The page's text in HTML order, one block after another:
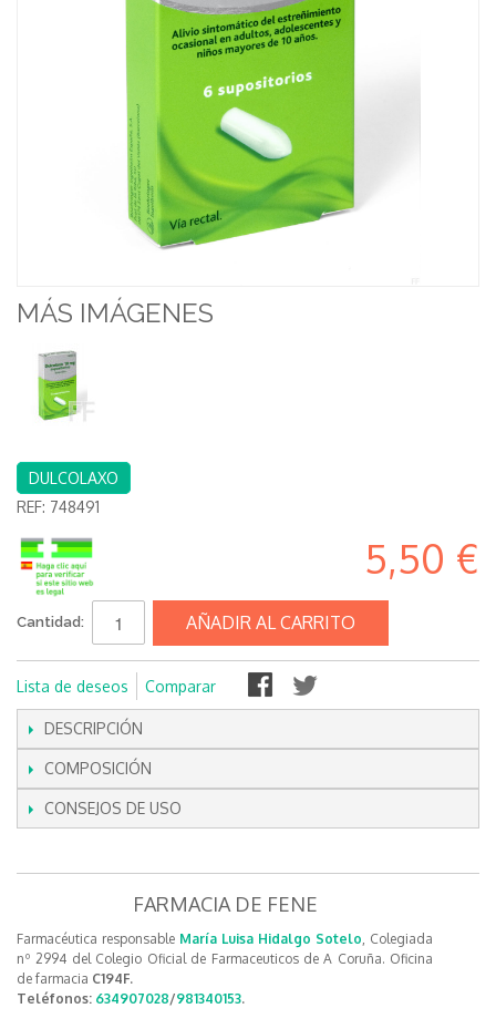
MÁS IMÁGENES
DULCOLAXO
REF: 748491
5,50 €
Cantidad: AÑADIR AL CARRITO
Lista de deseos Comparar
DESCRIPCIÓN
COMPOSICIÓN
CONSEJOS DE USO
FARMACIA DE FENE
Farmacéutica responsable María Luisa Hidalgo Sotelo, Colegiada
nº 2994 del Colegio Oficial de Farmaceuticos de A Coruña. Oficina
de farmacia C194F.
Teléfonos: 634907028/981340153.